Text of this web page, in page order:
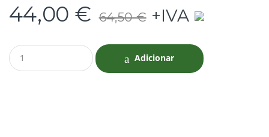
44,00 € 64,50€ +IVA
Q
u
Adicionar